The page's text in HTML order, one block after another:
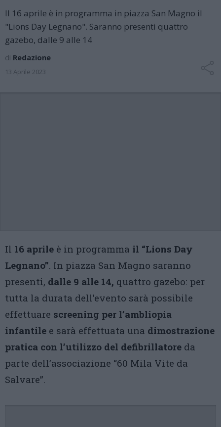
Il 16 aprile è in programma in piazza San Magno il
"Lions Day Legnano". Saranno presenti quattro
gazebo, dalle 9 alle 14
di Redazione
13 Aprile 2023
Il 16 aprile è in programma il “Lions Day
Legnano”. In piazza San Magno saranno
presenti, dalle 9 alle 14, quattro gazebo: per
tutta la durata dell’evento sarà possibile
effettuare screening per l’ambliopia
infantile e sarà effettuata una dimostrazione
pratica con l’utilizzo del defibrillatore da
parte dell’associazione “60 Mila Vite da
Salvare”.